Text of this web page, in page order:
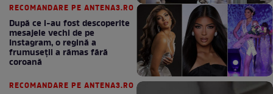
RECOMANDARE PE ANTENA3.RO
După ce i-au fost descoperite
mesajele vechi de pe
Instagram, o regină a
frumuseții a rămas fără
coroană
RECOMANDARE PE ANTENA3.RO